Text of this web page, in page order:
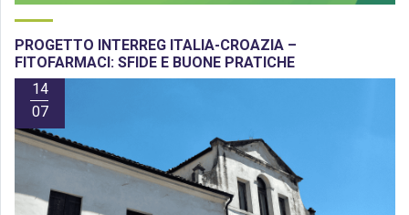
PROGETTO INTERREG ITALIA-CROAZIA –
FITOFARMACI: SFIDE E BUONE PRATICHE
14
07